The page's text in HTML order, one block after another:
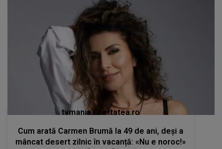
tvmania.libertatea.ro
Cum arată Carmen Brumă la 49 de ani, deși a
mâncat desert zilnic în vacanță: «Nu e noroc!»